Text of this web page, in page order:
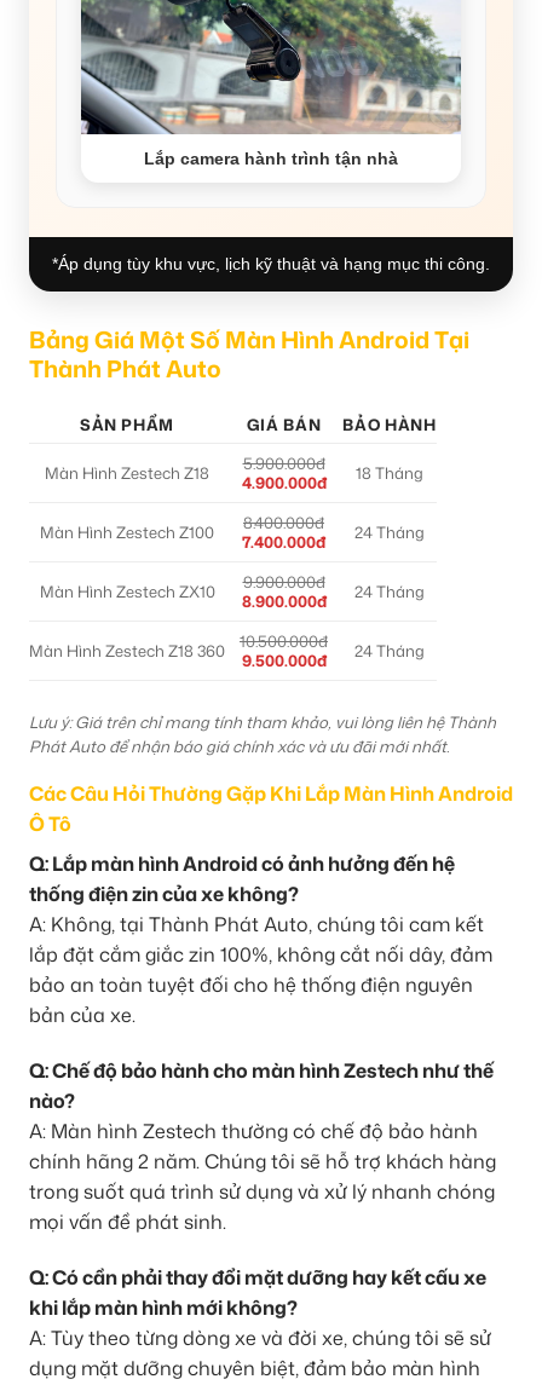
Lắp camera hành trình tận nhà
*Áp dụng tùy khu vực, lịch kỹ thuật và hạng mục thi công.
Bảng Giá Một Số Màn Hình Android Tại
Thành Phát Auto
SẢN PHẨM GIÁ BÁN BẢO HÀNH
Màn Hình Zestech Z18
5.900.000đ
4.900.000đ
18 Tháng
Màn Hình Zestech Z100
8.400.000đ
7.400.000đ
24 Tháng
Màn Hình Zestech ZX10
9.900.000đ
8.900.000đ
24 Tháng
Màn Hình Zestech Z18 360
10.500.000đ
9.500.000đ
24 Tháng
Lưu ý: Giá trên chỉ mang tính tham khảo, vui lòng liên hệ Thành
Phát Auto để nhận báo giá chính xác và ưu đãi mới nhất.
Các Câu Hỏi Thường Gặp Khi Lắp Màn Hình Android
Ô Tô
Q: Lắp màn hình Android có ảnh hưởng đến hệ
thống điện zin của xe không?
A: Không, tại Thành Phát Auto, chúng tôi cam kết
lắp đặt cắm giắc zin 100%, không cắt nối dây, đảm
bảo an toàn tuyệt đối cho hệ thống điện nguyên
bản của xe.
Q: Chế độ bảo hành cho màn hình Zestech như thế
nào?
A: Màn hình Zestech thường có chế độ bảo hành
chính hãng 2 năm. Chúng tôi sẽ hỗ trợ khách hàng
trong suốt quá trình sử dụng và xử lý nhanh chóng
mọi vấn đề phát sinh.
Q: Có cần phải thay đổi mặt dưỡng hay kết cấu xe
khi lắp màn hình mới không?
A: Tùy theo từng dòng xe và đời xe, chúng tôi sẽ sử
dụng mặt dưỡng chuyên biệt, đảm bảo màn hình